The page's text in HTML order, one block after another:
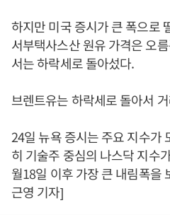
하지만 미국 증시가 큰 폭으로
서부택사스산 원유 가격은 오
서는 하락세로 돌아섰다.
브렌트유는 하락세로 돌아서
24일 뉴욕 증시는 주요 지수가
히 기술주 중심의 나스닥 지수
월18일 이후 가장 큰 내림폭을
근영 기자]